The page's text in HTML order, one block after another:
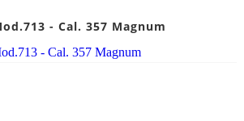
- Cal. 357 Magnum